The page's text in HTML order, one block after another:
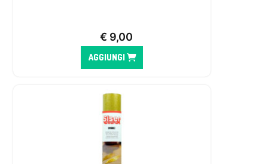
€ 9,00
AGGIUNGI